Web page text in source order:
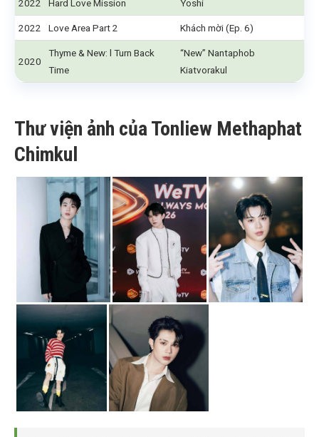
2022 Hard Love Mission Yoshi
2022 Love Area Part 2 Khách mời (Ep. 6)
2020
Thyme & New: l Turn Back
Time
“New” Nantaphob
Kiatvorakul
Thư viện ảnh của Tonliew Methaphat
Chimkul